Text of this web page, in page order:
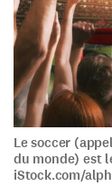
Le soccer
du monde) est
iStock.com/